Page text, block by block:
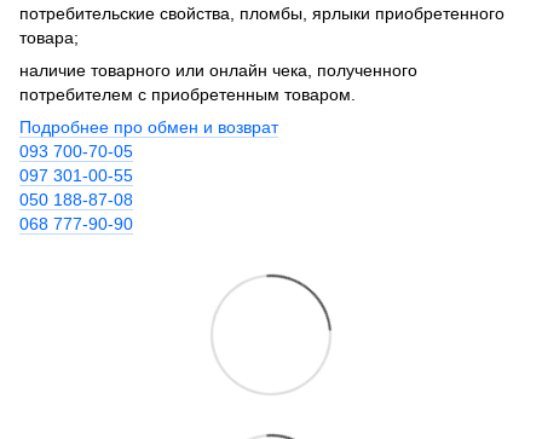
потребительские свойства, пломбы, ярлыки приобретенного
товара;
наличие товарного или онлайн чека, полученного
потребителем с приобретенным товаром.
Подробнее про обмен и возврат
093 700-70-05
097 301-00-55
050 188-87-08
068 777-90-90